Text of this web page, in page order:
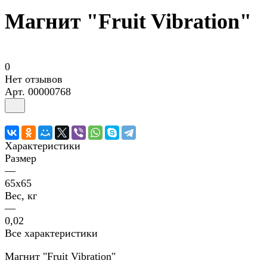
Магнит "Fruit Vibration"
0
Нет отзывов
Арт. 00000768
Характеристики
Размер
—
65х65
Вес, кг
—
0,02
Все характеристики
Магнит "Fruit Vibration"